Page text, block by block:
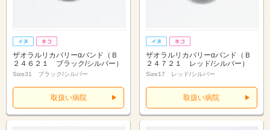
ザオラルリカバリーαバンド（Ｂ
２４６２１ ブラック/シルバー）
Size31 ブラック/シルバー
取扱い病院
ザオラルリカバリーαバンド（Ｂ
２４７２１ レッド/シルバー）
Size17 レッド/シルバー
取扱い病院